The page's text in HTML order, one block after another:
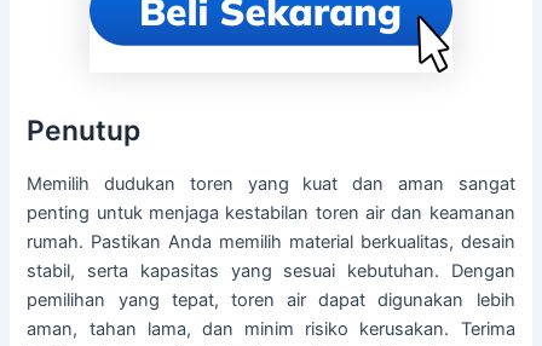
Penutup
Memilih dudukan toren yang kuat dan aman sangat
penting untuk menjaga kestabilan toren air dan keamanan
rumah. Pastikan Anda memilih material berkualitas, desain
stabil, serta kapasitas yang sesuai kebutuhan. Dengan
pemilihan yang tepat, toren air dapat digunakan lebih
aman, tahan lama, dan minim risiko kerusakan. Terima